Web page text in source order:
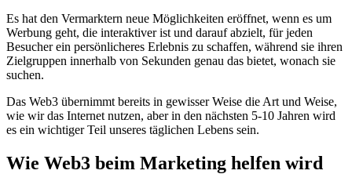
Es hat den Vermarktern neue Möglichkeiten eröffnet, wenn es um
Werbung geht, die interaktiver ist und darauf abzielt, für jeden
Besucher ein persönlicheres Erlebnis zu schaffen, während sie ihren
Zielgruppen innerhalb von Sekunden genau das bietet, wonach sie
suchen.
Das Web3 übernimmt bereits in gewisser Weise die Art und Weise,
wie wir das Internet nutzen, aber in den nächsten 5-10 Jahren wird
es ein wichtiger Teil unseres täglichen Lebens sein.
Wie Web3 beim Marketing helfen wird